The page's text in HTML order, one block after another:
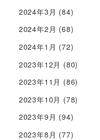
2024年3月 (84)
2024年2月 (68)
2024年1月 (72)
2023年12月 (80)
2023年11月 (86)
2023年10月 (78)
2023年9月 (94)
2023年8月 (77)